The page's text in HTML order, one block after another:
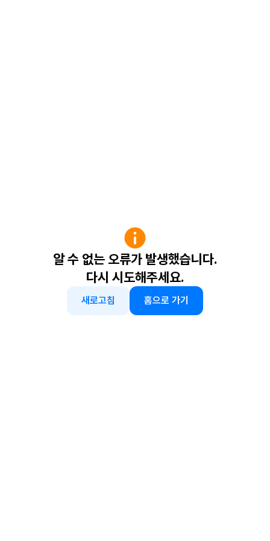
알 수 없는 오류가 발생했습니다.
다시 시도해주세요.
새로고침 홈으로 가기